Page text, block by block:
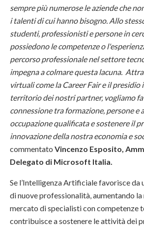
sempre più numerose le aziende che
i talenti di cui hanno bisogno. Allo
studenti, professionisti e persone in
possiedono le competenze o
percorso professionale nel settore
impegna a colmare questa lacuna.
virtuali come la Career Fair e il presidio
territorio dei nostri partner, vogliamo
connessione tra formazione, persone e
occupazione qualificata e sostenere il
innovazione della nostra economia e
commentato Vincenzo Esposito,
Delegato di Microsoft Italia.
Se l’Intelligenza Artificiale favorisce da
di nuove professionalità, aumentando
mercato di specialisti con competenze
contribuisce a sostenere le attività dei